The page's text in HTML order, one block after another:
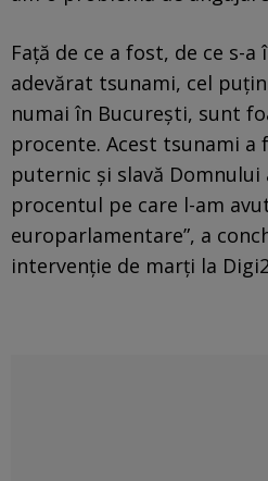
Faţă de ce a fost, de ce s-
adevărat tsunami, cel
numai în Bucureşti, sunt
procente. Acest tsunami a
puternic şi slavă Domnului
procentul pe care l-am
europarlamentare”, a
intervenţie de marţi la